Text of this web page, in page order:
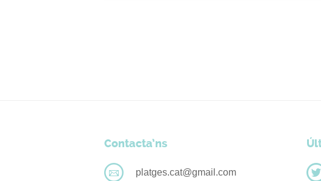
Contacta’ns
platges.cat@gmail.com